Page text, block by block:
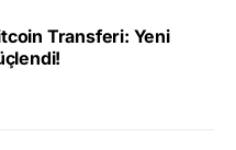
Transferi: Yeni